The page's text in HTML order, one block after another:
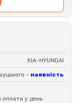
KIA-HYUNDAI
- наявність
оплати у день